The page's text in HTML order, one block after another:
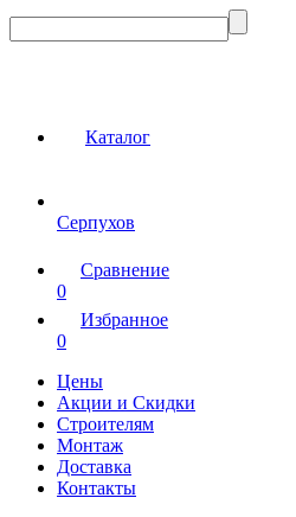
Каталог
Серпухов
Сравнение
0
Избранное
0
Цены
Акции и Скидки
Строителям
Монтаж
Доставка
Контакты